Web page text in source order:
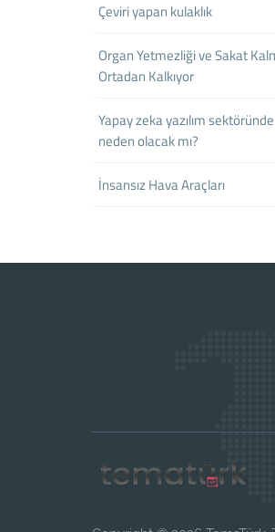
Çeviri yapan kulaklık
Organ Yetmezliği ve Sakat
Ortadan Kalkıyor
Yapay zeka yazılım
neden olacak mı?
İnsansız Hava Araçları